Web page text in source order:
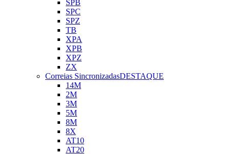
SPB
SPC
SPZ
TB
XPA
XPB
XPZ
ZX
Correias SincronizadasDESTAQUE
14M
2M
3M
5M
8M
8X
AT10
AT20